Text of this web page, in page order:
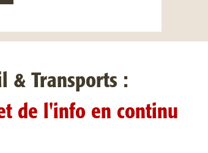
& Transports :
de l'info en continu